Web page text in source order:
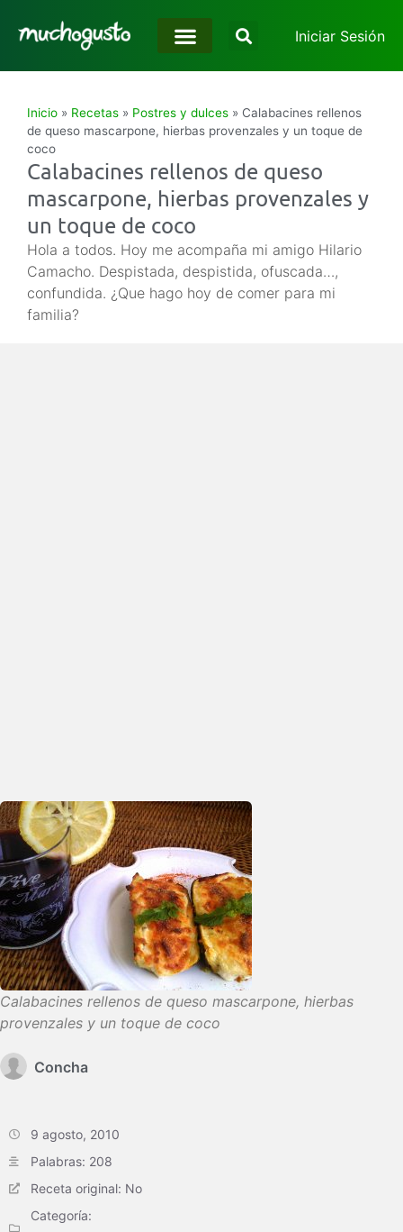
Iniciar Sesión
Inicio » Recetas » Postres y dulces » Calabacines rellenos
de queso mascarpone, hierbas provenzales y un toque de
coco
Calabacines rellenos de queso
mascarpone, hierbas provenzales y
un toque de coco
Hola a todos. Hoy me acompaña mi amigo Hilario
Camacho. Despistada, despistida, ofuscada…,
confundida. ¿Que hago hoy de comer para mi
familia?
Calabacines rellenos de queso mascarpone, hierbas
provenzales y un toque de coco
Concha
9 agosto, 2010
Palabras: 208
Receta original: No
Categoría: